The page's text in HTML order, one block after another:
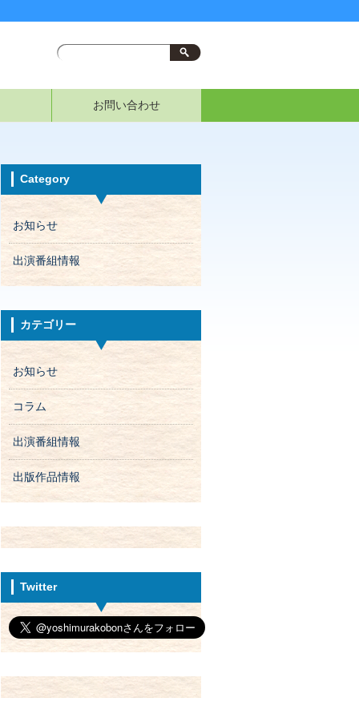
お問い合わせ
Category
お知らせ
出演番組情報
カテゴリー
お知らせ
コラム
出演番組情報
出版作品情報
Twitter